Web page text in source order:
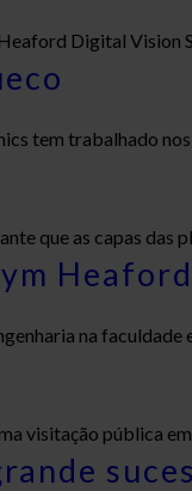
Digital Vision
tem trabalhado
que as capas das
Heaford
na faculdade
visitação pública